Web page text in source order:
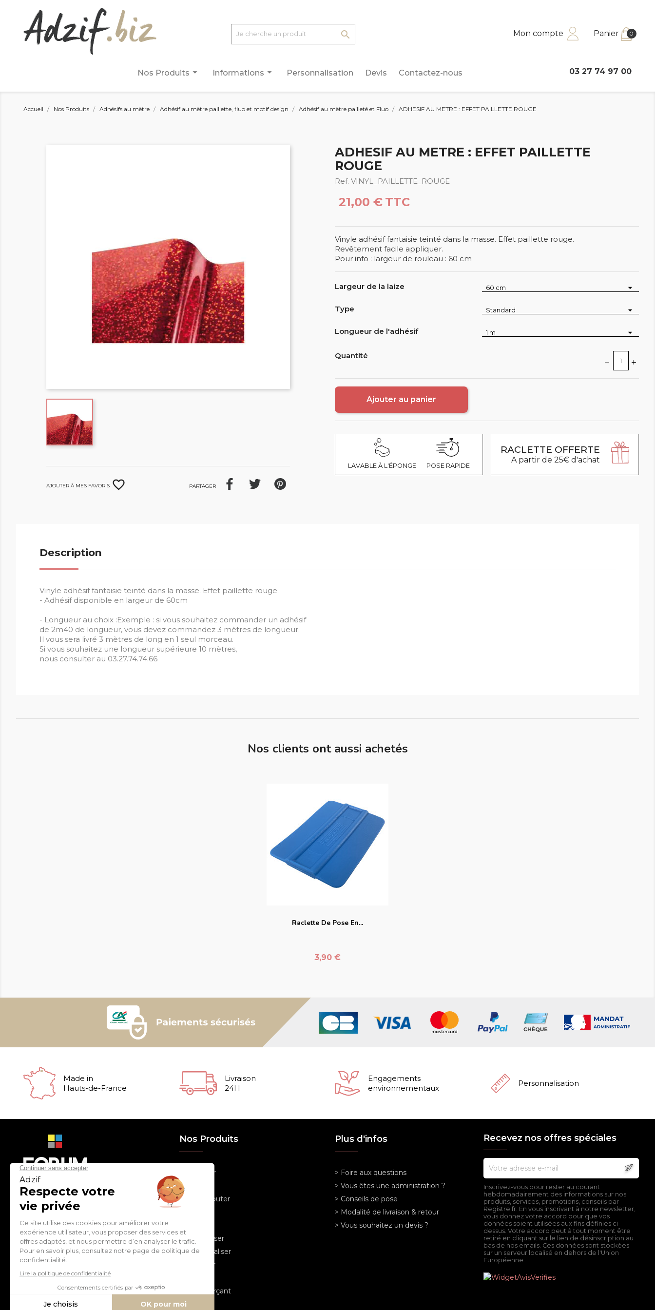
 Mon compte Panier 0
arrow_drop_down
Nos Produits arrow_drop_down
Informations Personnalisation Devis Contactez-nous 03 27 74 97 00
Accueil Nos Produits Adhésifs au mètre Adhésif au mètre paillette, fluo et motif design Adhésif au mètre pailleté et Fluo ADHESIF AU METRE : EFFET PAILLETTE ROUGE
Ajouter à mes favoris favorite_border Partager
ADHESIF AU METRE : EFFET PAILLETTE
ROUGE
Ref. VINYL_PAILLETTE_ROUGE
21,00 € TTC
Vinyle adhésif fantaisie teinté dans la masse. Effet paillette rouge.
Revêtement facile appliquer.
Pour info : largeur de rouleau : 60 cm
Largeur de la laize
Type
Longueur de l'adhésif
Quantité
Ajouter au panier
LAVABLE À L'ÉPONGE POSE RAPIDE
RACLETTE OFFERTE
A partir de 25€ d'achat
Description
Vinyle adhésif fantaisie teinté dans la masse. Effet paillette rouge.
- Adhésif disponible en largeur de 60cm
- Longueur au choix :Exemple : si vous souhaitez commander un adhésif
de 2m40 de longueur, vous devez commandez 3 mètres de longueur.
Il vous sera livré 3 mètres de long en 1 seul morceau.
Si vous souhaitez une longueur supérieure 10 mètres,
nous consulter au 03.27.74.74.66
Nos clients ont aussi achetés
Raclette De Pose En...
Prix
3,90 €
Made in
Hauts-de-France
Livraison
24H
Engagements
environnementaux
Personnalisation
contact@adzif.biz
ZI de Cantimpré Avenue de
l'Europe CS60014
59400 CAMBRAI - FRANCE
Tél :03 27 74 97 00
Nos Produits
> Relooker
> Habiller
> Chouchouter
> Customiser
> Personnaliser
> S'inspirer
> Commerçant
Plus d'infos
> Foire aux questions
> Vous êtes une administration ?
> Conseils de pose
> Modalité de livraison & retour
> Vous souhaitez un devis ?
Recevez nos offres spéciales
Inscrivez-vous pour rester au courant
hebdomadairement des informations sur nos
produits, services, promotions, conseils par
Registre.fr. En vous inscrivant à notre newsletter,
vous donnez votre accord pour que vos
données soient utilisées aux fins définies ci-
dessus. Votre accord peut à tout moment être
retiré en cliquant sur le lien de désinscription au
bas de nos emails. Ces données sont stockées
sur un serveur localisé en dehors de l'Union
Européenne.